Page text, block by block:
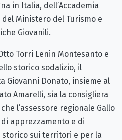
in Italia, dell’Accademia
del Ministero del Turismo e
Giovanili.
Torri Lenin Montesanto e
storico sodalizio, il
Giovanni Donato, insieme al
Amarelli, sia la consigliera
l’assessore regionale Gallo
apprezzamento e di
storico sui territori e per la